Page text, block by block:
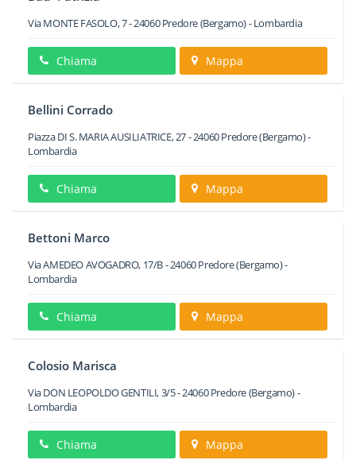
Via MONTE FASOLO, 7-24060 Predore(Bergamo) -Lombardia
Chiama Mappa
Bellini Corrado
Piazza DI S. MARIA AUSILIATRICE, 27-24060Predore(Bergamo) -
Lombardia
Chiama Mappa
Bettoni Marco
Via AMEDEO AVOGADRO, 17/B-24060Predore(Bergamo) -
Lombardia
Chiama Mappa
Colosio Marisca
Via DON LEOPOLDO GENTILI, 3/5-24060 Predore(Bergamo) -
Lombardia
Chiama Mappa